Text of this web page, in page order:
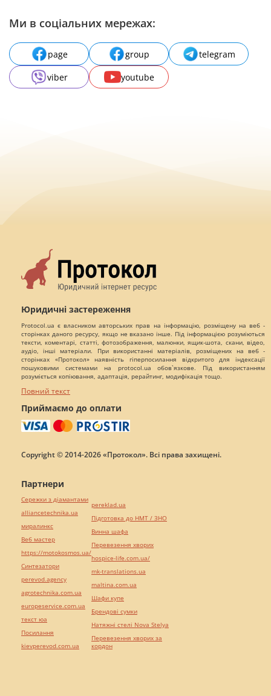
Ми в соціальних мережах:
page group
telegram
viber
youtube
Юридичні застереження
Protocol.ua є власником авторських прав на інформацію, розміщену на веб -
сторінках даного ресурсу, якщо не вказано інше. Під інформацією розуміються
тексти, коментарі, статті, фотозображення, малюнки, ящик-шота, скани, відео,
аудіо, інші матеріали. При використанні матеріалів, розміщених на веб -
сторінках «Протокол» наявність гіперпосилання відкритого для індексації
пошуковими системами на protocol.ua обов`язкове. Під використанням
розуміється копіювання, адаптація, рерайтинг, модифікація тощо.
Повний текст
Приймаємо до оплати
Copyright © 2014-2026 «Протокол». Всі права захищені.
Партнери
Сережки з діамантами
alliancetechnika.ua
миралинкс
Веб мастер
https://motokosmos.ua/
Синтезатори
perevod.agency
agrotechnika.com.ua
europeservice.com.ua
текст юа
Посилання
kievperevod.com.ua
pereklad.ua
Підготовка до НМТ / ЗНО
Винна шафа
Перевезення хворих
hospice-life.com.ua/
mk-translations.ua
maltina.com.ua
Шафи купе
Брендові сумки
Натяжні стелі Nova Stelya
Перевезення хворих за
кордон